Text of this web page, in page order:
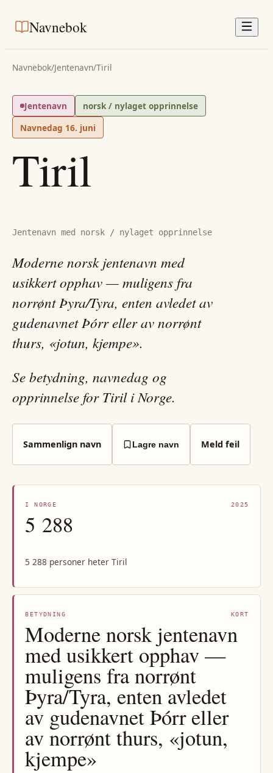
Navnebok
Navnebok/Jentenavn/Tiril
Jentenavn
norsk / nylaget opprinnelse
Navnedag 16. juni
Tiril
Jentenavn med norsk / nylaget opprinnelse
Moderne norsk jentenavn med
usikkert opphav — muligens fra
norrønt Þyra/Tyra, enten avledet av
gudenavnet Þórr eller av norrønt
thurs, «jotun, kjempe».
Se betydning, navnedag og
opprinnelse for Tiril i Norge.
Sammenlign navn Lagre navn Meld feil
I NORGE 2025
5 288
5 288 personer heter Tiril
BETYDNING KORT
Moderne norsk jentenavn
med usikkert opphav —
muligens fra norrønt
Þyra/Tyra, enten avledet
av gudenavnet Þórr eller
av norrønt thurs, «jotun,
kjempe»